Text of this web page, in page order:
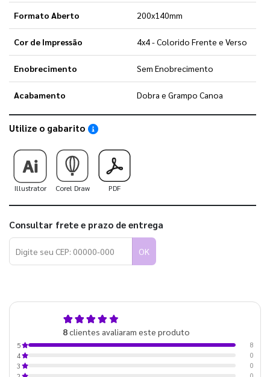
Formato Aberto 200x140mm
Cor de Impressão 4x4 - Colorido Frente e Verso
Enobrecimento Sem Enobrecimento
Acabamento Dobra e Grampo Canoa
Utilize o gabarito Saiba como utilizar os nossos gabaritos
Illustrator Corel Draw PDF
Consultar frete e prazo de entrega
OK
8clientes avaliaram este produto
5
8
4
0
3
0